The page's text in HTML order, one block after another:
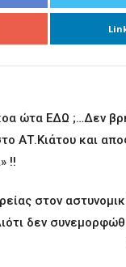
ώτα ΕΔΩ ;…Δεν
ΑΤ.Κιάτου και
!!
στον
δεν